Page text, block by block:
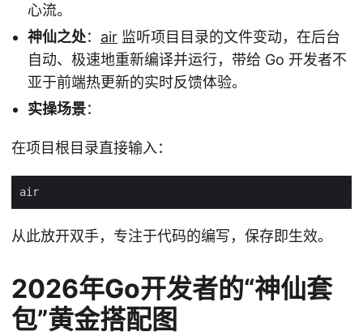
心流。
神仙之处： air 监听项目目录的文件变动，在后台
自动、极速地重新编译并运行，带给 Go 开发者不
亚于前端热更新的实时反馈体验。
实操场景：
在项目根目录直接输入：
从此放开双手，专注于代码的编写，保存即生效。
2026年Go开发者的“神仙套
包”黄金搭配图